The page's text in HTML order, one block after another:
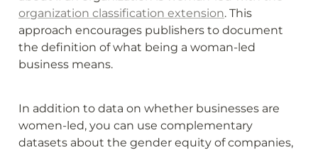
organization classification extension. This
approach encourages publishers to document
the definition of what being a woman-led
business means.
In addition to data on whether businesses are
women-led, you can use complementary
datasets about the gender equity of companies,